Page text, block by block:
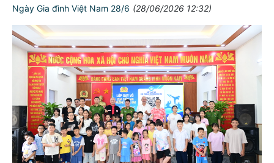
Ngày Gia đình Việt Nam 28/6 (28/06/2026 12:32)
TƯ CÁCH
NGƯỜI CÔNG AN CÁCH MỆNH LÀ: